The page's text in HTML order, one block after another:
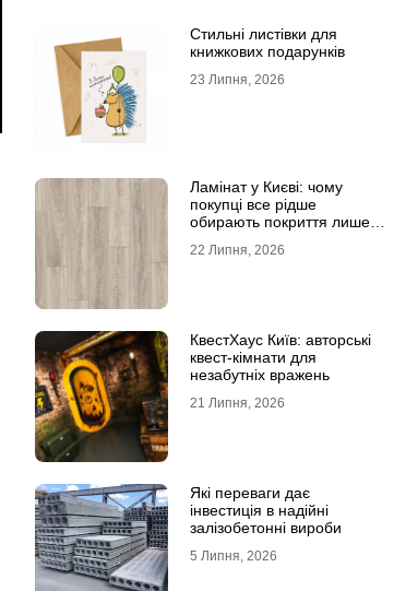
Стильні листівки для
книжкових подарунків
23 Липня, 2026
Ламінат у Києві: чому
покупці все рідше
обирають покриття лише
22 Липня, 2026
КвестХаус Київ: авторські
квест-кімнати для
незабутніх вражень
21 Липня, 2026
Які переваги дає
інвестиція в надійні
залізобетонні вироби
5 Липня, 2026